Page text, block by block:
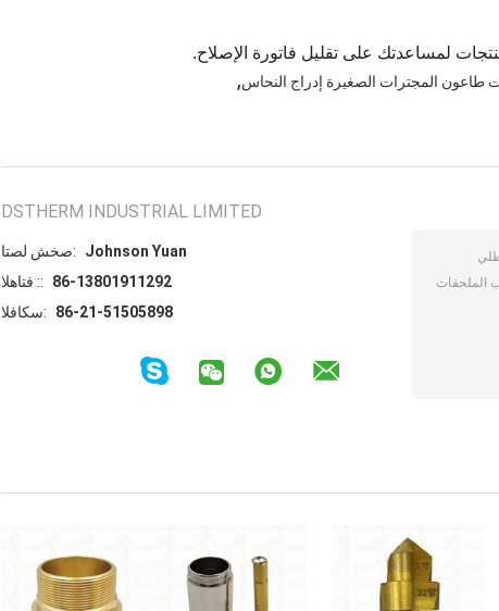
لمساعدتك على تقليل فاتورة الإصلاح.
طاعون المجترات الصغيرة إدراج النحاس,
DSTHERM INDUSTRIAL LIMITED
اتصل شخص:
Johnson Yuan
الهاتف ::
86-13801911292
الفاكس:
86-21-51505898